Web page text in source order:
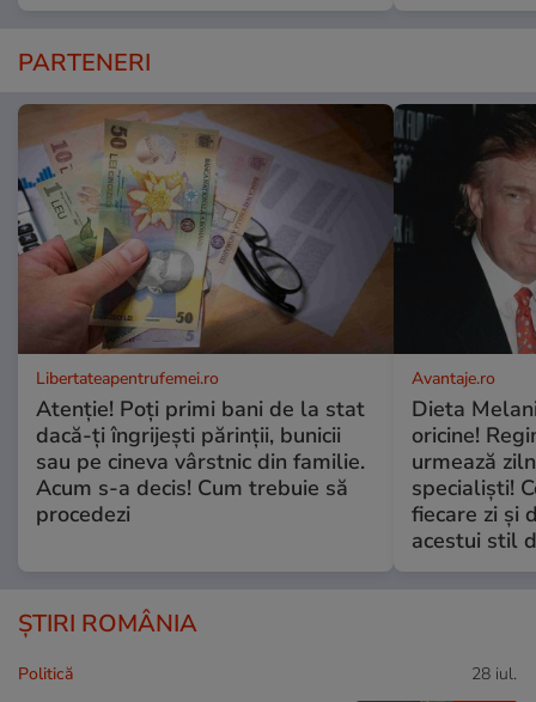
PARTENERI
Libertateapentrufemei.ro
Atenție! Poți primi bani de la stat
dacă-ți îngrijești părinții, bunicii
sau pe cineva vârstnic din familie.
Acum s-a decis! Cum trebuie să
procedezi
Avantaje.ro
Dieta
oricine!
urmează
specialiști!
fiecare zi și
acestui stil
ȘTIRI ROMÂNIA
Politică 28 iul.